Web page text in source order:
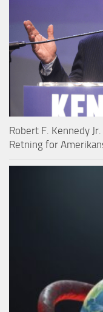
Robert F. Kennedy
Retning for